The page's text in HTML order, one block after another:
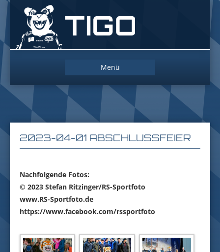
Maskottchen
der
Straubing
Tigers
Menü
2023-04-01 ABSCHLUSSFEIER
Nachfolgende Fotos:
© 2023 Stefan Ritzinger/RS-Sportfoto
www.RS-Sportfoto.de
https://www.facebook.com/rssportfoto